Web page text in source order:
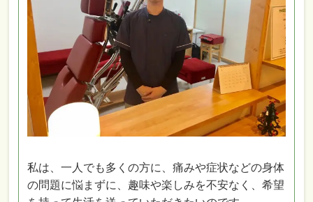
私は、一人でも多くの方に、痛みや症状などの身体
の問題に悩まずに、趣味や楽しみを不安なく、希望